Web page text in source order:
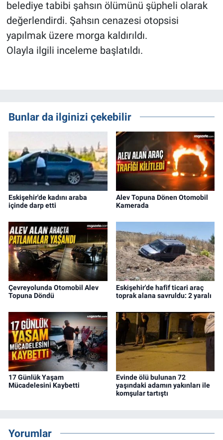
belediye tabibi şahsın ölümünü şüpheli olarak
değerlendirdi. Şahsın cenazesi otopsisi
yapılmak üzere morga kaldırıldı.
Olayla ilgili inceleme başlatıldı.
Bunlar da ilginizi çekebilir
Eskişehir'de kadını araba
içinde darp etti
Alev Topuna Dönen Otomobil
Kamerada
Çevreyolunda Otomobil Alev
Topuna Döndü
Eskişehir'de hafif ticari araç
toprak alana savruldu: 2 yaralı
17 Günlük Yaşam
Mücadelesini Kaybetti
Evinde ölü bulunan 72
yaşındaki adamın yakınları ile
komşular tartıştı
Yorumlar